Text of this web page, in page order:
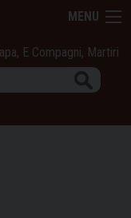
MENU
E Compagni, Martiri